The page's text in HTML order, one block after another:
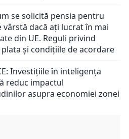
se solicită pensia pentru
vârstă dacă ați lucrat în mai
din UE. Reguli privind
plata și condițiile de acordare
Investițiile în inteligența
reduc impactul
asupra economiei zonei